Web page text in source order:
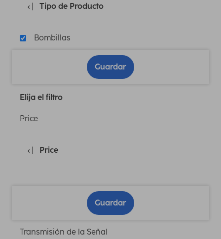
Tipo de Producto
Bombillas
Guardar
Elija el filtro
Price
Price
Guardar
Transmisión de la Señal